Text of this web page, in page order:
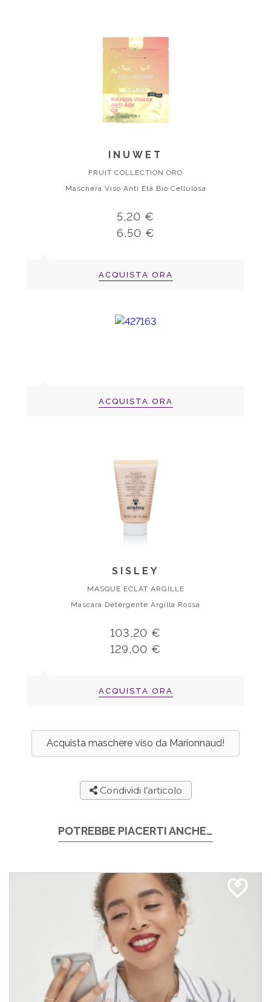
INUWET
FRUIT COLLECTION ORO
Maschera Viso Anti Età Bio Cellulosa
5,20 €
6,50 €
ACQUISTA ORA
ACQUISTA ORA
SISLEY
MASQUE ECLAT ARGILLE
Mascara Detergente Argilla Rossa
103,20 €
129,00 €
ACQUISTA ORA
Acquista maschere viso da Marionnaud!
Condividi l’articolo
POTREBBE PIACERTI ANCHE…